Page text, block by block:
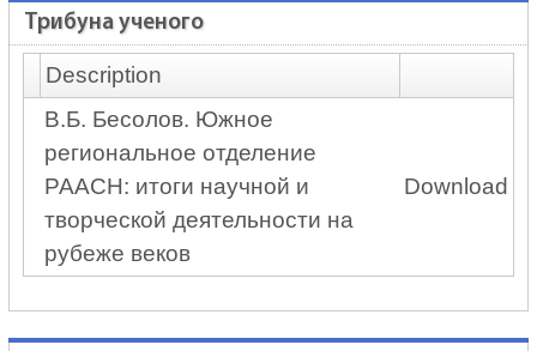
Трибуна ученого
Description
В.Б. Бесолов. Южное
региональное отделение
РААСН: итоги научной и
творческой деятельности на
рубеже веков
Download